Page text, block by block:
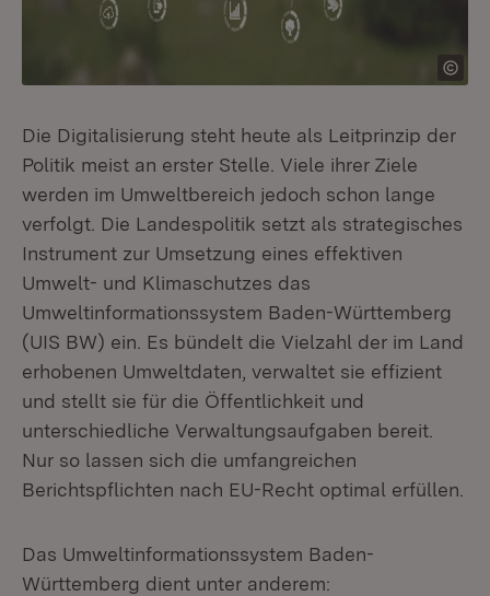
Die Digitalisierung steht heute als Leitprinzip der
Politik meist an erster Stelle. Viele ihrer Ziele
werden im Umweltbereich jedoch schon lange
verfolgt. Die Landespolitik setzt als strategisches
Instrument zur Umsetzung eines effektiven
Umwelt- und Klimaschutzes das
Umweltinformationssystem Baden-Württemberg
(UIS BW) ein. Es bündelt die Vielzahl der im Land
erhobenen Umweltdaten, verwaltet sie effizient
und stellt sie für die Öffentlichkeit und
unterschiedliche Verwaltungsaufgaben bereit.
Nur so lassen sich die umfangreichen
Berichtspflichten nach EU-Recht optimal erfüllen.
Das Umweltinformationssystem Baden-
Württemberg dient unter anderem: